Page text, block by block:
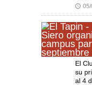
🕔
El
su
al 4